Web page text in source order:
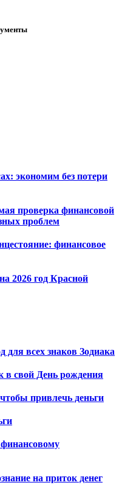
экономим без потери
проверка финансовой
проблем
финансовое
2026 год Красной
для всех знаков Зодиака
в свой День рождения
привлечь деньги
на приток денег